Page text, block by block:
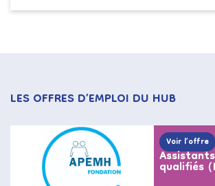
LES OFFRES D’EMPLOI DU HUB
Voir l’offre
qualifiés